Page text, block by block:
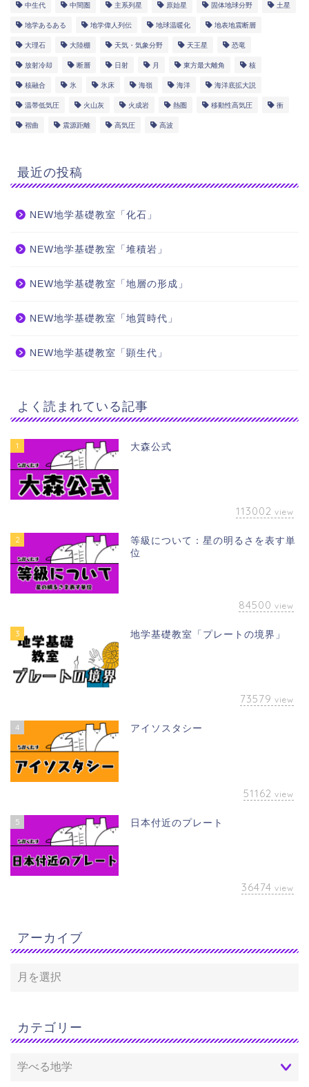
中生代 中間圏 主系列星 原始星 固体地球分野 土星
地学あるある 地学偉人列伝 地球温暖化 地表地震断層
大理石 大陸棚 天気・気象分野 天王星 恐竜
放射冷却 断層 日射 月 東方最大離角 核
核融合 氷 氷床 海嶺 海洋 海洋底拡大説
温帯低気圧 火山灰 火成岩 熱圏 移動性高気圧 衝
褶曲 震源距離 高気圧 高波
最近の投稿
NEW地学基礎教室「化石」
NEW地学基礎教室「堆積岩」
NEW地学基礎教室「地層の形成」
NEW地学基礎教室「地質時代」
NEW地学基礎教室「顕生代」
よく読まれている記事
1 大森公式
113002 view
2
等級について：星の明るさを表す単
位
84500 view
3 地学基礎教室「プレートの境界」
73579 view
4 アイソスタシー
51162 view
5 日本付近のプレート
36474 view
アーカイブ
カテゴリー